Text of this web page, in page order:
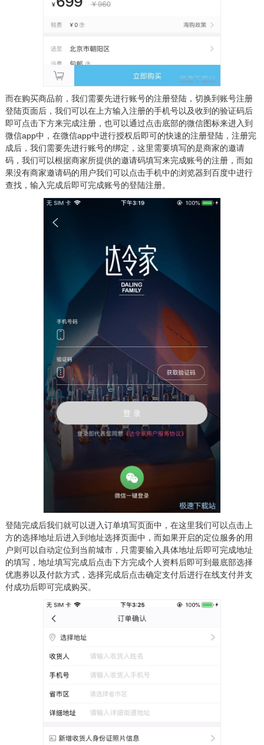
而在购买商品前，我们需要先进行账号的注册登陆，切换到账号注册
登陆页面后，我们可以在上方输入注册的手机号以及收到的验证码后
即可点击下方来完成注册，也可以通过点击底部的微信图标来进入到
微信app中，在微信app中进行授权后即可的快速的注册登陆，注册完
成后，我们需要先进行账号的绑定，这里需要填写的是商家的邀请
码，我们可以根据商家所提供的邀请码填写来完成账号的注册，而如
果没有商家邀请码的用户我们可以点击手机中的浏览器到百度中进行
查找，输入完成后即可完成账号的登陆注册。
登陆完成后我们就可以进入订单填写页面中，在这里我们可以点击上
方的选择地址后进入到地址选择页面中，而如果开启的定位服务的用
户则可以自动定位到当前城市，只需要输入具体地址后即可完成地址
的填写，地址填写完成后点击下方完成个人资料后即可到最底部选择
优惠券以及付款方式，选择完成后点击确定支付后进行在线支付并支
付成功后即可完成购买。